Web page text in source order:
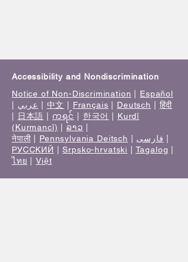
Accessibility and Nondiscrimination
Notice of Non-Discrimination
Español
عربي 中文 Français Deutsch
हिंदी
日本語 ကရင် 한국어
Kurdî
(Kurmancî)
ລາວ
नेपाली| Pennsylvania Deitsch فارسی
РУССКИЙ
|Srpsko-hrvatski Tagalog
ไทย |Việt